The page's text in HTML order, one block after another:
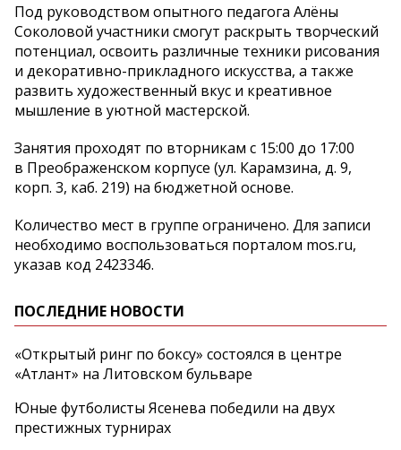
Под руководством опытного педагога Алёны
Соколовой участники смогут раскрыть творческий
потенциал, освоить различные техники рисования
и декоративно-прикладного искусства, а также
развить художественный вкус и креативное
мышление в уютной мастерской.
Занятия проходят по вторникам с 15:00 до 17:00
в Преображенском корпусе (ул. Карамзина, д. 9,
корп. 3, каб. 219) на бюджетной основе.
Количество мест в группе ограничено. Для записи
необходимо воспользоваться порталом mos.ru,
указав код 2423346.
ПОСЛЕДНИЕ НОВОСТИ
«Открытый ринг по боксу» состоялся в центре
«Атлант» на Литовском бульваре
Юные футболисты Ясенева победили на двух
престижных турнирах